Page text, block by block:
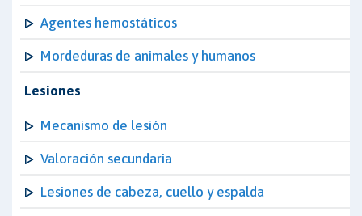
Agentes hemostáticos
Mordeduras de animales y humanos
Lesiones
Mecanismo de lesión
Valoración secundaria
Lesiones de cabeza, cuello y espalda